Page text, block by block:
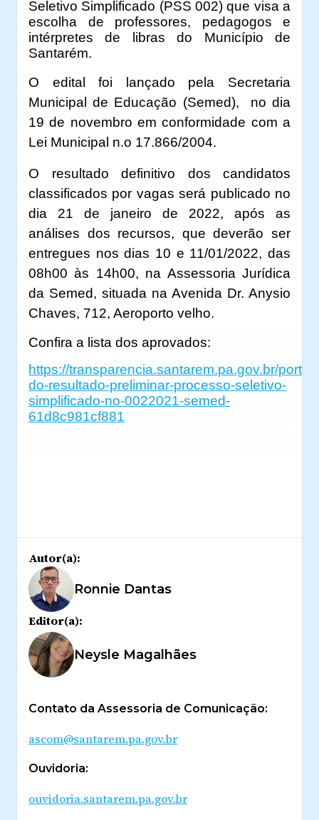
Seletivo Simplificado (PSS 002) que visa a
escolha de professores, pedagogos e
intérpretes de librasdo Município de
Santarém.
O edital foi lançado pela Secretaria
Municipal de Educação (Semed), no dia
19 de novembro em conformidade com a
Lei Municipal n.o 17.866/2004.
O resultado definitivo dos candidatos
classificados por vagas será publicado no
dia 21 de janeiro de 2022, após as
análises dos recursos, que deverão ser
entregues nos dias 10 e 11/01/2022, das
08h00 às 14h00, na Assessoria Jurídica
da Semed, situada na Avenida Dr. Anysio
Chaves, 712, Aeroporto velho.
Confira a lista dos aprovados:
https://transparencia.santarem.pa.gov.br/
do-resultado-preliminar-processo-seletivo-
simplificado-no-0022021-semed-
61d8c981cf881
Autor(a):
Ronnie Dantas
Editor(a):
Neysle Magalhães
Contato da Assessoria de Comunicação:
ascom@santarem.pa.gov.br
Ouvidoria:
ouvidoria.santarem.pa.gov.br